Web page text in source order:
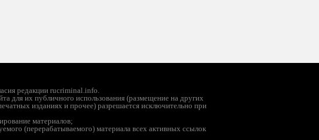
редакции rucriminal.info.
для их публичного использования (размещение на других
изданиях и прочее) разрешается исключительно при
материалов;
(перерабатываемого) материала всех активных ссылок